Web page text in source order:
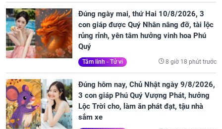
Đúng ngày mai, thứ Hai 10/8/2026, 3
con giáp được Quý Nhân nâng đỡ, tài lộc
rủng rỉnh, yên tâm hưởng vinh hoa Phú
Quý
Tâm linh - Tử vi 8 giờ 18 phút trước
Đúng hôm nay, Chủ Nhật ngày 9/8/2026,
3 con giáp Phú Quý Vượng Phát, hưởng
Lộc Trời cho, làm ăn phát đạt, tậu nhà
sắm xe